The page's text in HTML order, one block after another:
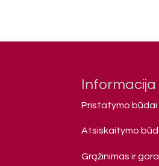
Informacija
Pristatymo būdai
Atsiskaitymo
Grąžinimas ir